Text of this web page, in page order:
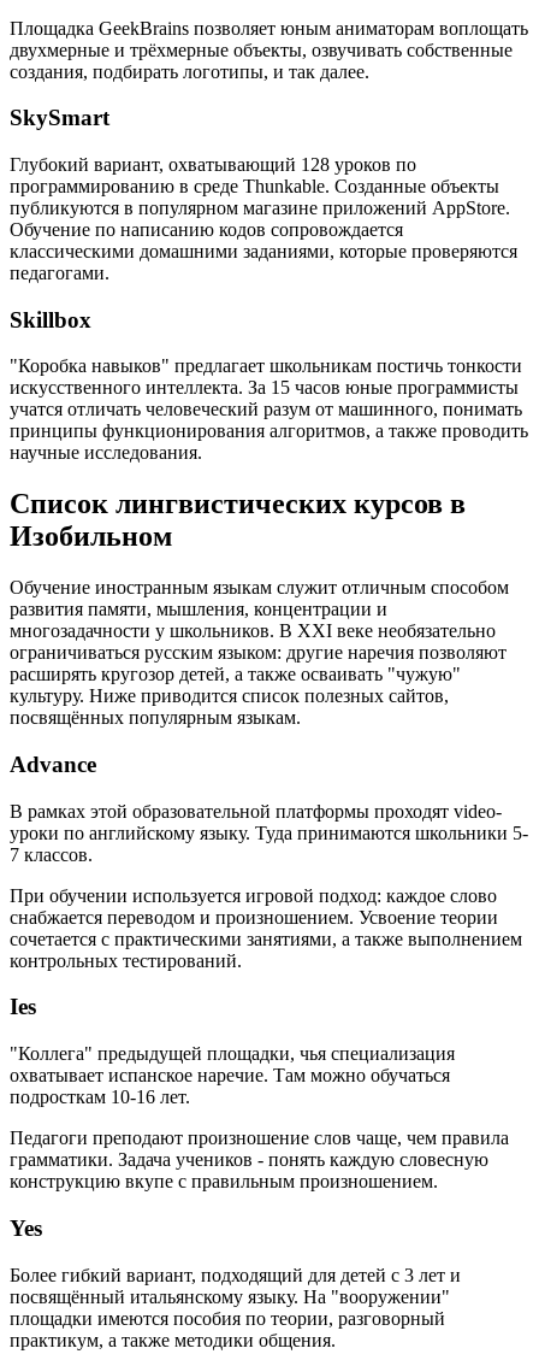
Площадка GeekBrains позволяет юным аниматорам воплощать
двухмерные и трёхмерные объекты, озвучивать собственные
создания, подбирать логотипы, и так далее.
SkySmart
Глубокий вариант, охватывающий 128 уроков по
программированию в среде Thunkable. Созданные объекты
публикуются в популярном магазине приложений AppStore.
Обучение по написанию кодов сопровождается
классическими домашними заданиями, которые проверяются
педагогами.
Skillbox
"Коробка навыков" предлагает школьникам постичь тонкости
искусственного интеллекта. За 15 часов юные программисты
учатся отличать человеческий разум от машинного, понимать
принципы функционирования алгоритмов, а также проводить
научные исследования.
Список лингвистических курсов в
Изобильном
Обучение иностранным языкам служит отличным способом
развития памяти, мышления, концентрации и
многозадачности у школьников. В XXI веке необязательно
ограничиваться русским языком: другие наречия позволяют
расширять кругозор детей, а также осваивать "чужую"
культуру. Ниже приводится список полезных сайтов,
посвящённых популярным языкам.
Advance
В рамках этой образовательной платформы проходят video-
уроки по английскому языку. Туда принимаются школьники 5-
7 классов.
При обучении используется игровой подход: каждое слово
снабжается переводом и произношением. Усвоение теории
сочетается с практическими занятиями, а также выполнением
контрольных тестирований.
Ies
"Коллега" предыдущей площадки, чья специализация
охватывает испанское наречие. Там можно обучаться
подросткам 10-16 лет.
Педагоги преподают произношение слов чаще, чем правила
грамматики. Задача учеников - понять каждую словесную
конструкцию вкупе с правильным произношением.
Yes
Более гибкий вариант, подходящий для детей с 3 лет и
посвящённый итальянскому языку. На "вооружении"
площадки имеются пособия по теории, разговорный
практикум, а также методики общения.